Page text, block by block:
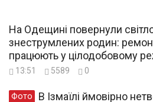
На Одещині повернули
знеструмлених родин:
працюють у цілодобовому
13:51 5589 0
Фото